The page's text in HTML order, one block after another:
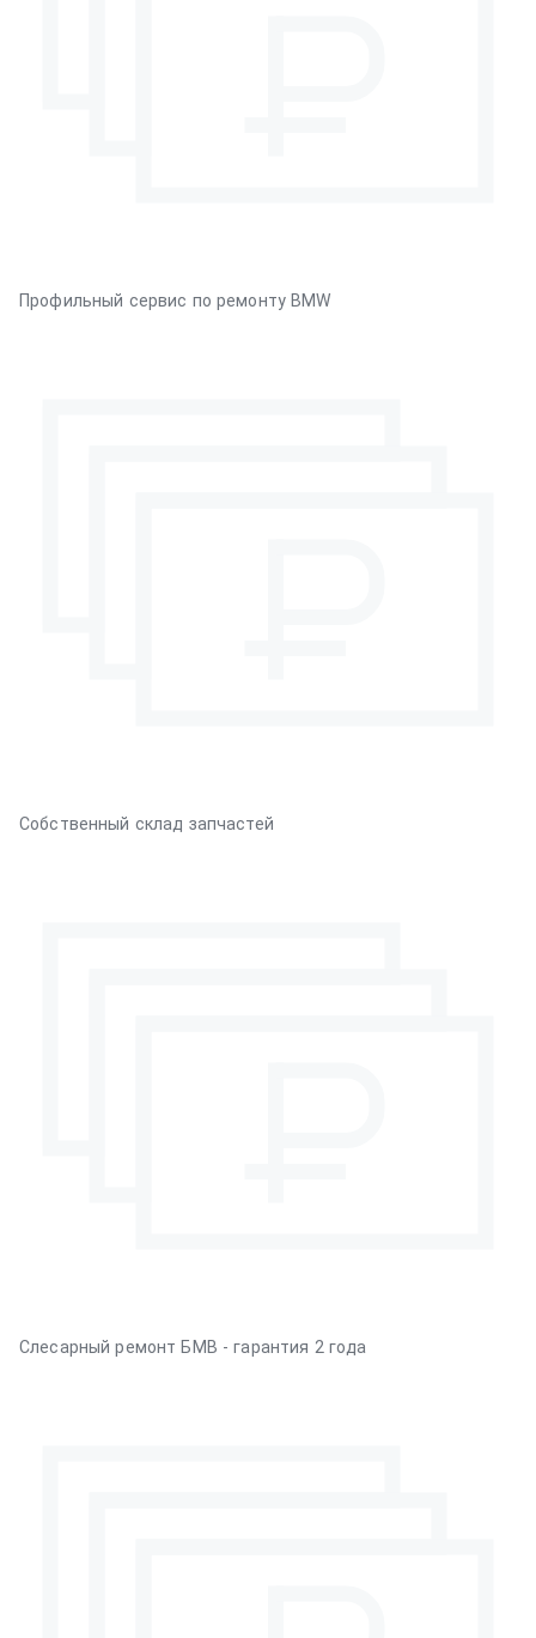
Профильный сервис по ремонту BMW
Собственный склад запчастей
Слесарный ремонт БМВ - гарантия 2 года